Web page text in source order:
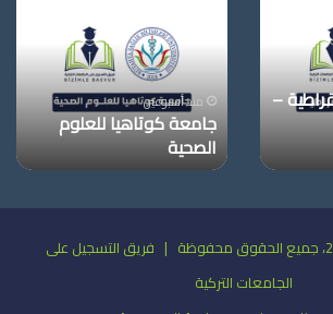
–
الصحية
منذ أسبوعين
جامعة كوتاهيا للعلوم
الصحية
© حقوق النشر 2026، جميع الحقوق محفوظة | فريق التسجيل على
الجامعات التركية